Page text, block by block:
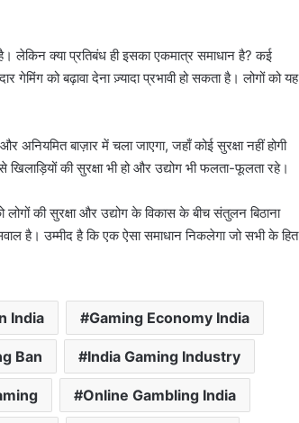
क्या प्रतिबंध ही इसका एकमात्र समाधान है? कई
को बढ़ावा देना ज़्यादा प्रभावी हो सकता है। लोगों को यह
बाज़ार में चला जाएगा, जहाँ कोई सुरक्षा नहीं होगी
की सुरक्षा भी हो और उद्योग भी फलता-फूलता रहे।
की सुरक्षा और उद्योग के विकास के बीच संतुलन बिठाना
है। उम्मीद है कि एक ऐसा समाधान निकलेगा जो सभी के हित
India Gaming Economy India
Ban India Gaming Industry
Online Gambling India